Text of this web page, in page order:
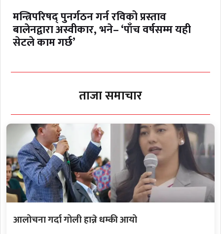
मन्त्रिपरिषद् पुनर्गठन गर्न रविको प्रस्ताव
बालेनद्वारा अस्वीकार, भने– ‘पाँच वर्षसम्म यही
सेटले काम गर्छ’
ताजा समाचार
आलोचना गर्दा गोली हान्ने धम्की आयो